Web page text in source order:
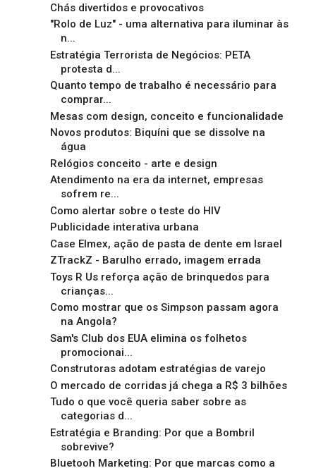
Chás divertidos e provocativos
"Rolo de Luz" - uma alternativa para iluminar às
n...
Estratégia Terrorista de Negócios: PETA
protesta d...
Quanto tempo de trabalho é necessário para
comprar...
Mesas com design, conceito e funcionalidade
Novos produtos: Biquíni que se dissolve na
água
Relógios conceito - arte e design
Atendimento na era da internet, empresas
sofrem re...
Como alertar sobre o teste do HIV
Publicidade interativa urbana
Case Elmex, ação de pasta de dente em Israel
ZTrackZ - Barulho errado, imagem errada
Toys R Us reforça ação de brinquedos para
crianças...
Como mostrar que os Simpson passam agora
na Angola?
Sam's Club dos EUA elimina os folhetos
promocionai...
Construtoras adotam estratégias de varejo
O mercado de corridas já chega a R$ 3 bilhões
Tudo o que você queria saber sobre as
categorias d...
Estratégia e Branding: Por que a Bombril
sobrevive?
Bluetooh Marketing: Por que marcas como a